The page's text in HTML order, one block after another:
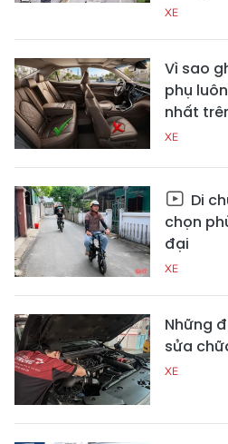
XE
Vì sao
phụ
nhất
XE
Di
chọn
đại
XE
Những
sửa
XE